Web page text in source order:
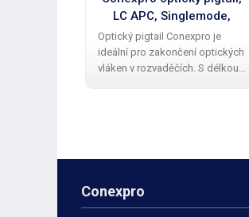
LC APC, Singlemode,
G.657.A2, 2m
Optický pigtail Conexpro je
ideální pro zakončení optických
vláken v rozvaděčích. S délkou
Conexpro